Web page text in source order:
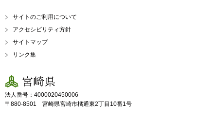
サイトのご利用について
アクセシビリティ方針
サイトマップ
リンク集
宮崎県
法人番号：4000020450006
〒880-8501 宮崎県宮崎市橘通東2丁目10番1号